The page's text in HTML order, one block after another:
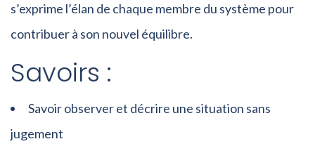
s’exprime l’élan de chaque membre du système pour
contribuer à son nouvel équilibre.
Savoirs :
Savoir observer et décrire une situation sans
jugement